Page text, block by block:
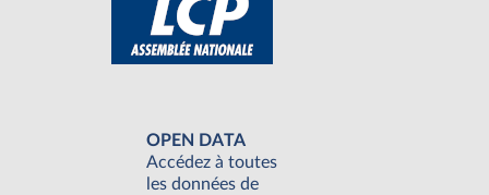
OPEN DATA
Accédez à toutes
les données de